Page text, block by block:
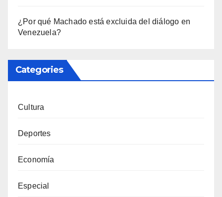
¿Por qué Machado está excluida del diálogo en
Venezuela?
Categories
Cultura
Deportes
Economía
Especial